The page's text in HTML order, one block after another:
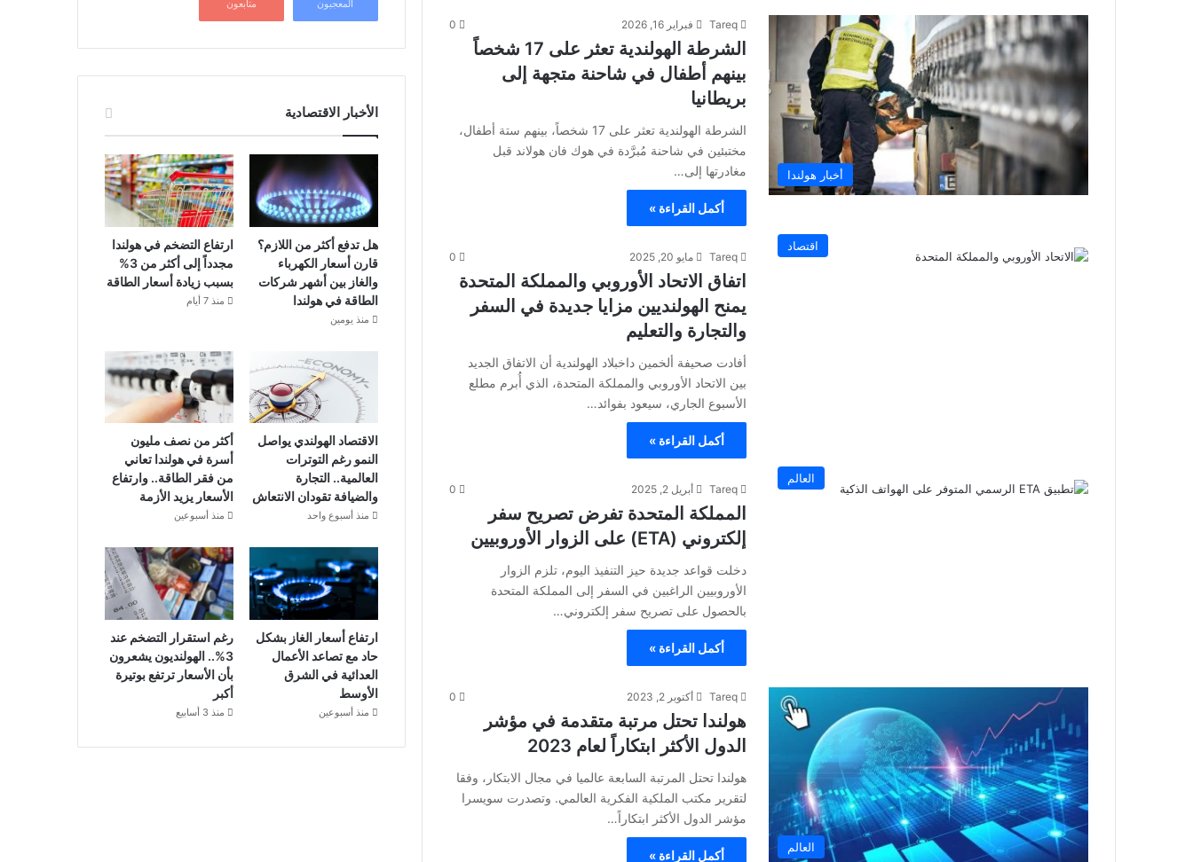
أخبار هولندا
Tareq فبراير 16, 2026 0
الشرطة الهولندية تعثر على 17 شخصاً
بينهم أطفال في شاحنة متجهة إلى
بريطانيا
الشرطة الهولندية تعثر على 17 شخصاً، بينهم ستة أطفال،
مختبئين في شاحنة مُبرَّدة في هوك فان هولاند قبل
مغادرتها إلى…
أكمل القراءة »
اقتصاد
Tareq مايو 20, 2025 0
اتفاق الاتحاد الأوروبي والمملكة المتحدة
يمنح الهولنديين مزايا جديدة في السفر
والتجارة والتعليم
أفادت صحيفة ألخمين داخبلاد الهولندية أن الاتفاق الجديد
بين الاتحاد الأوروبي والمملكة المتحدة، الذي أُبرم مطلع
الأسبوع الجاري، سيعود بفوائد…
أكمل القراءة »
العالم
Tareq أبريل 2, 2025 0
المملكة المتحدة تفرض تصريح سفر
إلكتروني (ETA) على الزوار الأوروبيين
دخلت قواعد جديدة حيز التنفيذ اليوم، تلزم الزوار
الأوروبيين الراغبين في السفر إلى المملكة المتحدة
بالحصول على تصريح سفر إلكتروني…
أكمل القراءة »
العالم
Tareq أكتوبر 2, 2023 0
هولندا تحتل مرتبة متقدمة في مؤشر
الدول الأكثر ابتكاراً لعام 2023
هولندا تحتل المرتبة السابعة عالميا في مجال الابتكار، وفقا
لتقرير مكتب الملكية الفكرية العالمي. وتصدرت سويسرا
مؤشر الدول الأكثر ابتكاراً…
أكمل القراءة »
المعجبون متابعون
الأخبار الاقتصادية
هل تدفع أكثر من اللازم؟
قارن أسعار الكهرباء
والغاز بين أشهر شركات
الطاقة في هولندا
منذ يومين
ارتفاع التضخم في هولندا
مجدداً إلى أكثر من 3%
بسبب زيادة أسعار الطاقة
منذ 7 أيام
الاقتصاد الهولندي يواصل
النمو رغم التوترات
العالمية.. التجارة
والضيافة تقودان الانتعاش
منذ أسبوع واحد
أكثر من نصف مليون
أسرة في هولندا تعاني
من فقر الطاقة.. وارتفاع
الأسعار يزيد الأزمة
منذ أسبوعين
ارتفاع أسعار الغاز بشكل
حاد مع تصاعد الأعمال
العدائية في الشرق
الأوسط
منذ أسبوعين
رغم استقرار التضخم عند
3%.. الهولنديون يشعرون
بأن الأسعار ترتفع بوتيرة
أكبر
منذ 3 أسابيع